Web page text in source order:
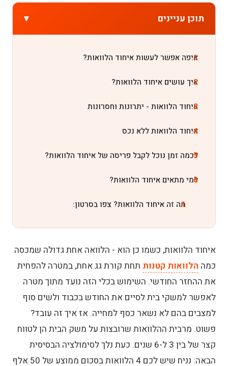
תוכן עניינים ▾
איפה אפשר לעשות איחוד הלוואות?
איך עושים איחוד הלוואות?
איחוד הלוואות - יתרונות וחסרונות
איחוד הלוואות ללא נכס
לכמה זמן נוכל לקבל פריסה של איחוד הלוואות?
למי מתאים איחוד הלוואות?
מה זה איחוד הלוואות? צפו בסרטון:
איחוד הלוואות, כשמו כן הוא - הלוואה אחת גדולה שמכסה
כמה הלוואות קטנות תחת קורת גג אחת, במטרה להפחית
את ההחזר החודשי. השימוש בכלי הזה נועד מתוך מטרה
לאפשר למשקי בית לסיים את החודש בכבוד ולשים סוף
למצבים בהם לא נשאר כסף למחייה. אז איך זה עובד?
פשוט. מרבית ההלוואות שרובצות על משק הבית הן לטווח
קצר של בין 3 ל-6 שנים. כעת נלך לסימולציה הבסיסית
הבאה: נניח שיש לכם 4 הלוואות בסכום ממוצע של 50 אלף